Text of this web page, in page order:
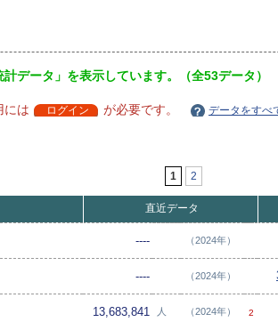
データ」を表示しています。（全53データ）
には ログイン が必要です。 データをすべ
1
2
直近データ
---- （2024年）
---- （2024年）
13,683,841 人 （2024年） 2